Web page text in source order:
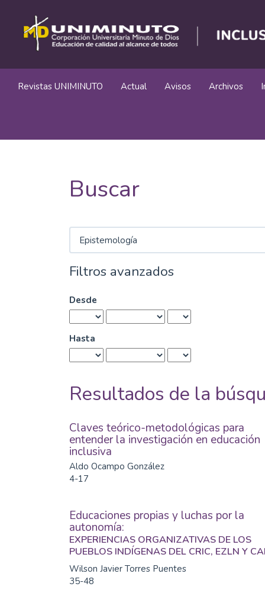
principal
Contenido
principal
Barra
lateral
Revistas UNIMINUTO Actual Avisos Archivos
Buscar
Buscar
artículos
por
Filtros avanzados
Desde
Hasta
Resultados de la
Claves teórico-metodológicas para
entender la investigación en educación
inclusiva
Aldo Ocampo González
4-17
Educaciones propias y luchas por la
autonomía:
EXPERIENCIAS ORGANIZATIVAS DE LOS
PUEBLOS INDÍGENAS DEL CRIC, EZLN Y
Wilson Javier Torres Puentes
35-48